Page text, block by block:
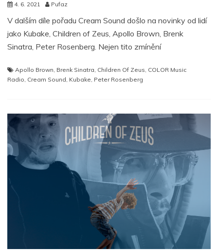
4. 6. 2021 Pufaz
V dalším díle pořadu Cream Sound došlo na novinky od lidí
jako Kubake, Children of Zeus, Apollo Brown, Brenk
Sinatra, Peter Rosenberg. Nejen tito zmínění
Apollo Brown, Brenk Sinatra, Children Of Zeus, COLOR Music
Radio, Cream Sound, Kubake, Peter Rosenberg